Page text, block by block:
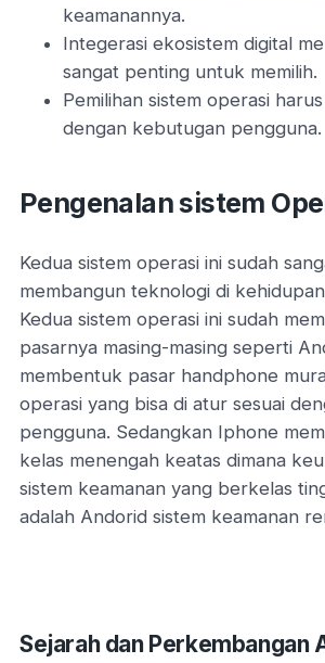
keamanannya.
Integerasi ekosistem digital
sangat penting untuk memilih.
Pemilihan sistem operasi
dengan kebutugan pengguna.
Pengenalan sistem
Kedua sistem operasi ini sudah
membangun teknologi di
Kedua sistem operasi ini sudah
pasarnya masing-masing seperti
membentuk pasar handphone
operasi yang bisa di atur sesuai
pengguna. Sedangkan Iphone
kelas menengah keatas dimana
sistem keamanan yang berkelas
adalah Andorid sistem keamanan
Sejarah dan Perkembangan